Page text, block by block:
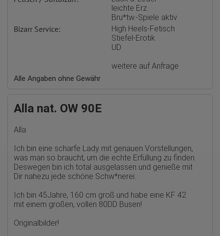
hl=de#gtagjs_google_analytics_4_-_cookie_usage
Google Ireland Limited
Die erzeugten Informationen über die Benutzung unserer
werden übertragen und gespeichert. Dabei können aus den
verarbeiteten Daten pseudonyme Nutzungsprofile der Nutzer
erstellt werden. Diese Informationen wird Google gegebenenfalls
von Google verarbeiten. Die IP-Adresse der Nutzer wird von
Google innerhalb von Mitgliedstaaten der Europäischen Union
Europäischen Wirtschaftsraum gekürzt, dies bedeutet, dass alle
Daten anonym erhoben werden. Nur in Ausnahmefällen wird die
übertragen und dort gekürzt. Die von dem Browser des Nutzers
übermittelte IP-Adresse wird nicht mit anderen Daten von Google
zusammengeführt.
Erhobene Informationen zum Besucherverhalten sind folgende:
Herkunft (Land und Stadt)
Sprache
Gerät (PC, Tablet-PC oder Smartphone)
Browser und alle verwendeten Add-ons
leichte Erz.
Bru*tw.-Spiele aktiv
Bizarr Service:
High Heels-Fetisch
Stiefel-Erotik
UD
weitere auf Anfrage
Alle Angaben ohne Gewähr
Alla nat. OW 90E
Alla
Ich bin eine scharfe Lady mit genauen Vorstellungen,
was man so braucht, um die echte Erfüllung zu finden.
Deswegen bin ich total ausgelassen und genieße mit
Dir nahezu jede schöne Schw*nerei.
Ich bin 45Jahre, 160 cm groß und habe eine KF 42
mit einem großen, vollen 80DD Busen!
Originalbilder!